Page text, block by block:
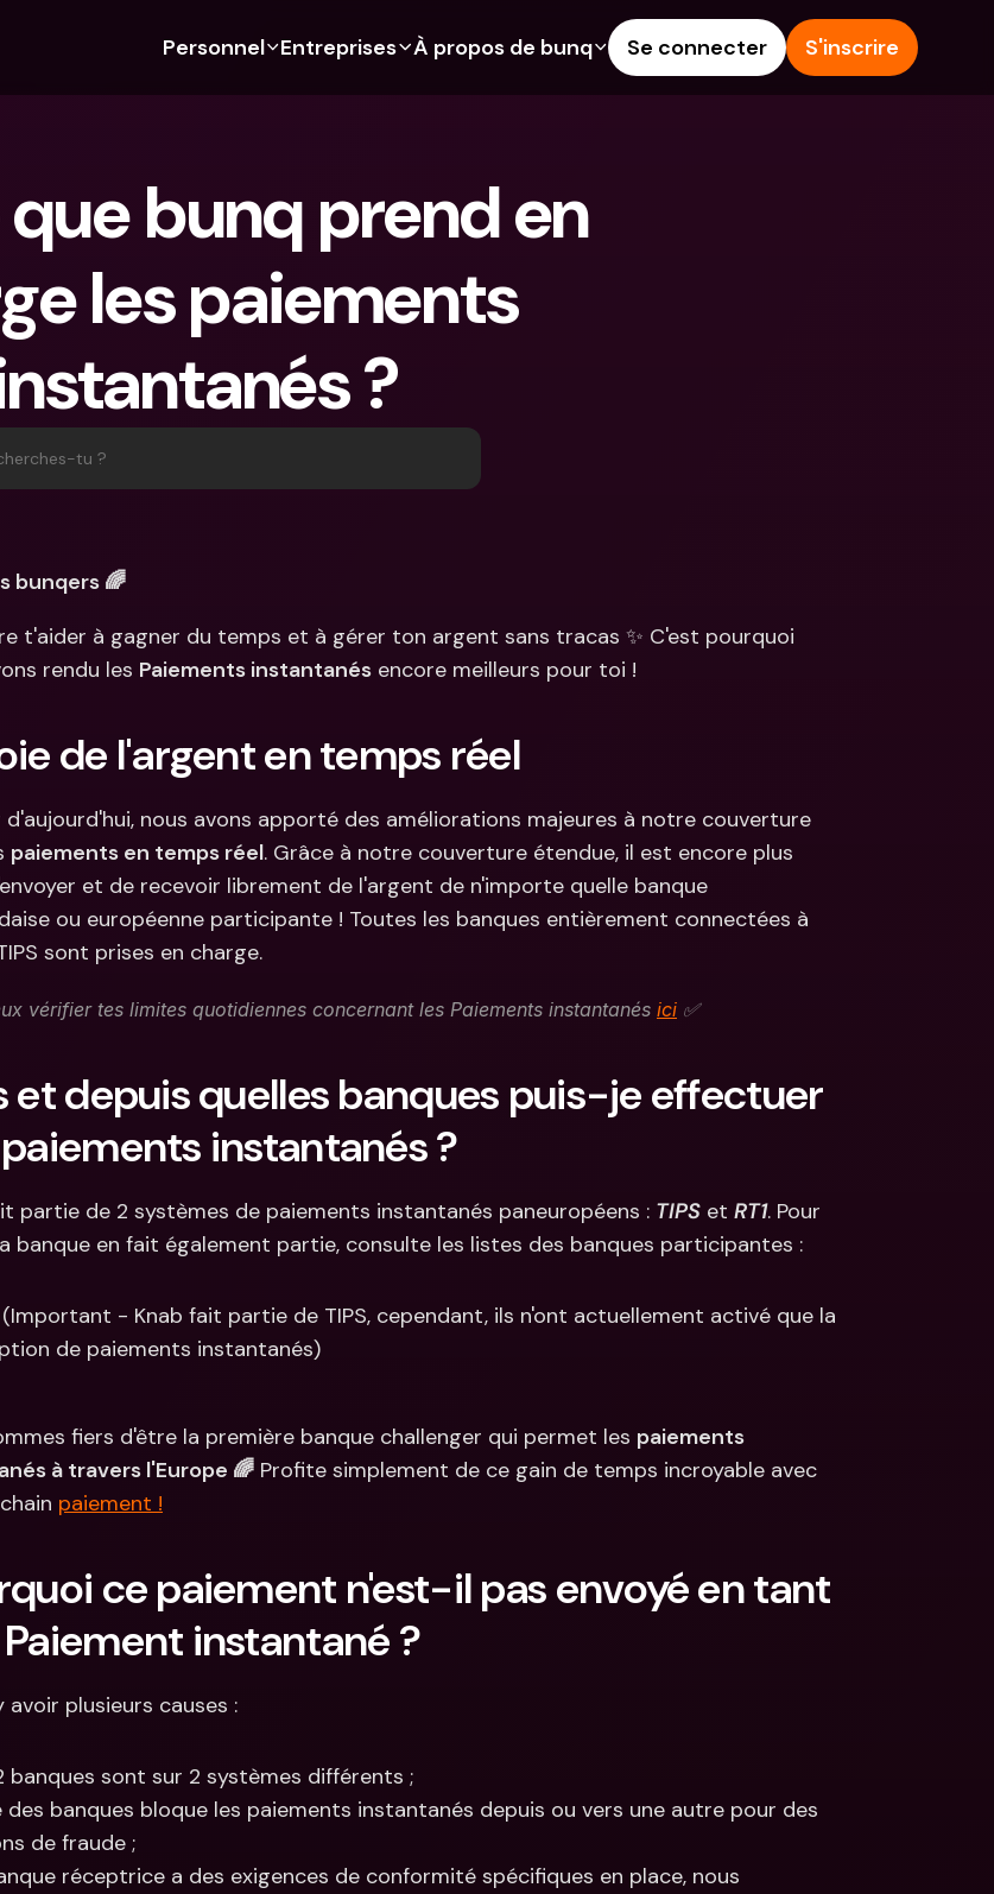
Personnel
les expats
les couples
les parents
Free
Pro
Cartes de crédit
Crypto
Comptes communs
Paiements
Parrainer un ami
Compte d'épargne
Comptes à Terme
Entreprises
Pour les freelances
Pour les PME
Abonnements
bancaires
bunq Core
bunq Elite
Cartes de crédit
Devises étrangères & IBANs
Retraits et dépôts aux
distributeurs
Tap to Pay
bunq Deals
étrangères
À propos de bunq
Durabilité
Presse
Emplois
Blog
Signaler un problème
Se connecter S'inscrire
bunq prend en
les paiements
?
tu ?
bunqers 🌈
t'aider à gagner du temps et à gérer ton argent sans tracas ✨ C'est pourquoi
rendu les Paiements instantanés encore meilleurs pour toi !
de l'argent en temps réel
nous avons apporté des améliorations majeures à notre couverture
paiements en temps réel. Grâce à notre couverture étendue, il est encore plus
et de recevoir librement de l'argent de n'importe quelle banque
ou européenne participante ! Toutes les banques entièrement connectées à
sont prises en charge.
vérifier tes limites quotidiennes concernant les Paiements instantanés ici ✅
et depuis quelles banques puis-je effectuer
instantanés ?
partie de 2 systèmes de paiements instantanés paneuropéens : TIPS et RT1. Pour
banque en fait également partie, consulte les listes des banques participantes :
(Important - Knab fait partie de TIPS, cependant, ils n'ont actuellement activé que la
de paiements instantanés)
fiers d'être la première banque challenger qui permet les paiements
à travers l'Europe 🌈 Profite simplement de ce gain de temps incroyable avec
paiement !
ce paiement n'est-il pas envoyé en tant
instantané ?
avoir plusieurs causes :
banques sont sur 2 systèmes différents ;
des banques bloque les paiements instantanés depuis ou vers une autre pour des
de fraude ;
réceptrice a des exigences de conformité spécifiques en place, nous